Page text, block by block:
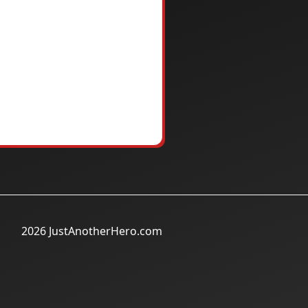
2026 JustAnotherHero.com